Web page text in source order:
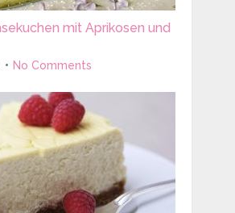
mit Aprikosen und
No Comments